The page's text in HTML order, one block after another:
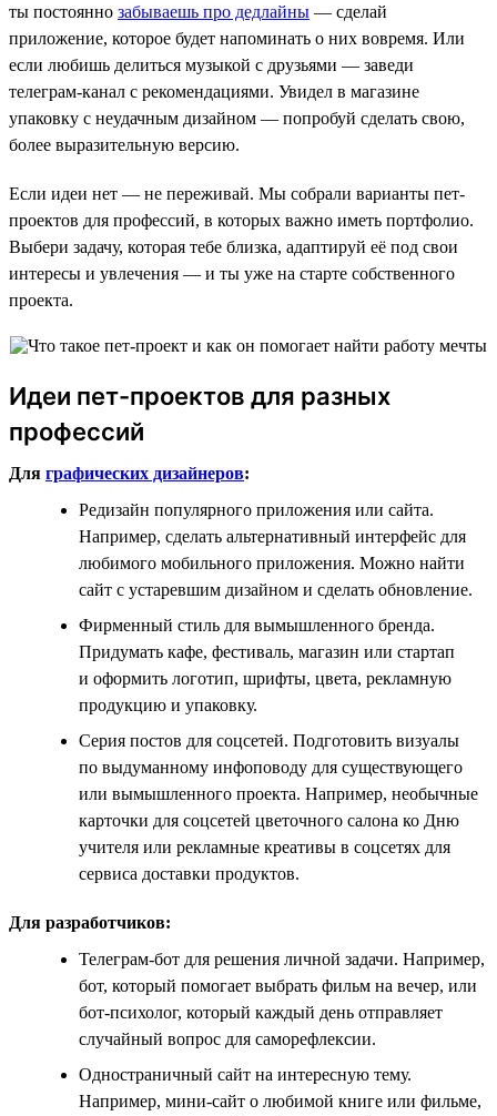
ты постоянно забываешь про дедлайны — сделай
приложение, которое будет напоминать о них вовремя. Или
если любишь делиться музыкой с друзьями — заведи
телеграм-канал с рекомендациями. Увидел в магазине
упаковку с неудачным дизайном — попробуй сделать свою,
более выразительную версию.
Если идеи нет — не переживай. Мы собрали варианты пет-
проектов для профессий, в которых важно иметь портфолио.
Выбери задачу, которая тебе близка, адаптируй её под свои
интересы и увлечения — и ты уже на старте собственного
проекта.
Идеи пет-проектов для разных
профессий
Для графических дизайнеров:
Редизайн популярного приложения или сайта.
Например, сделать альтернативный интерфейс для
любимого мобильного приложения. Можно найти
сайт с устаревшим дизайном и сделать обновление.
Фирменный стиль для вымышленного бренда.
Придумать кафе, фестиваль, магазин или стартап
и оформить логотип, шрифты, цвета, рекламную
продукцию и упаковку.
Серия постов для соцсетей. Подготовить визуалы
по выдуманному инфоповоду для существующего
или вымышленного проекта. Например, необычные
карточки для соцсетей цветочного салона ко Дню
учителя или рекламные креативы в соцсетях для
сервиса доставки продуктов.
Для разработчиков:
Телеграм-бот для решения личной задачи. Например,
бот, который помогает выбрать фильм на вечер, или
бот-психолог, который каждый день отправляет
случайный вопрос для саморефлексии.
Одностраничный сайт на интересную тему.
Например, мини-сайт о любимой книге или фильме,